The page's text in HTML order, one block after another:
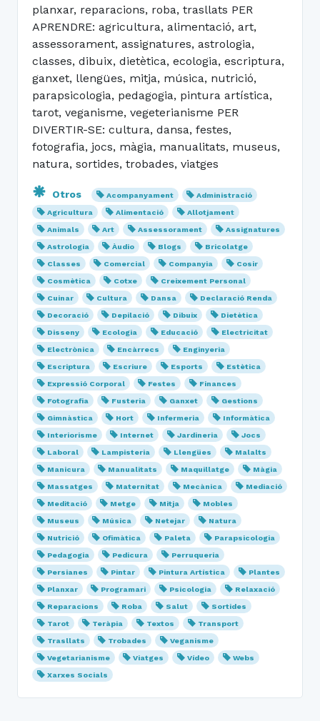
planxar, reparacions, roba, trasllats PER
APRENDRE: agricultura, alimentació, art,
assessorament, assignatures, astrologia,
classes, dibuix, dietètica, ecologia, escriptura,
ganxet, llengües, mitja, música, nutrició,
parapsicologia, pedagogia, pintura artística,
tarot, veganisme, vegeterianisme PER
DIVERTIR-SE: cultura, dansa, festes,
fotografia, jocs, màgia, manualitats, museus,
natura, sortides, trobades, viatges
Otros Acompanyament
Administració
Agricultura
Alimentació
Allotjament
Animals
Art Assessorament
Assignatures
Astrologia
Àudio Blogs
Bricolatge
Classes
Comercial Companyia
Cosir
Cosmètica
Cotxe
Creixement Personal
Cuinar
Cultura Dansa
Declaració Renda
Decoració
Depilació Dibuix
Dietètica
Disseny
Ecologia Educació
Electricitat
Electrònica
Encàrrecs
Enginyeria
Escriptura
Escriure Esports
Estètica
Expressió Corporal
Festes
Finances
Fotografia
Fusteria Ganxet
Gestions
Gimnàstica
Hort Infermeria
Informàtica
Interiorisme
Internet Jardineria
Jocs
Laboral
Lampisteria Llengües
Malalts
Manicura
Manualitats Maquillatge
Màgia
Massatges
Maternitat Mecànica
Mediació
Meditació
Metge Mitja
Mobles
Museus
Música Netejar
Natura
Nutrició
Ofimàtica Paleta
Parapsicologia
Pedagogia
Pedicura
Perruqueria
Persianes
Pintar Pintura Artística
Plantes
Planxar
Programari Psicologia
Relaxació
Reparacions
Roba Salut
Sortides
Tarot
Teràpia Textos
Transport
Trasllats
Trobades
Veganisme
Vegetarianisme
Viatges Vídeo
Webs
Xarxes Socials